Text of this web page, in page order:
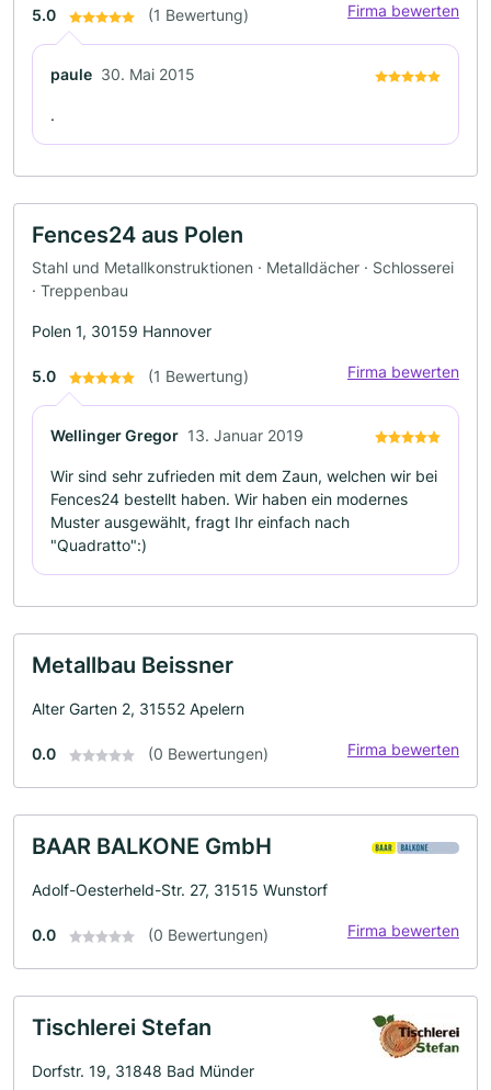
5.0 (1 Bewertung) Firma bewerten
paule 30. Mai 2015
.
Fences24 aus Polen
Stahl und Metallkonstruktionen · Metalldächer · Schlosserei
· Treppenbau
Polen 1, 30159 Hannover
5.0 (1 Bewertung) Firma bewerten
Wellinger Gregor 13. Januar 2019
Wir sind sehr zufrieden mit dem Zaun, welchen wir bei
Fences24 bestellt haben. Wir haben ein modernes
Muster ausgewählt, fragt Ihr einfach nach
"Quadratto":)
Metallbau Beissner
Alter Garten 2, 31552 Apelern
0.0 (0 Bewertungen) Firma bewerten
BAAR BALKONE GmbH
Adolf-Oesterheld-Str. 27, 31515 Wunstorf
0.0 (0 Bewertungen) Firma bewerten
Tischlerei Stefan
Dorfstr. 19, 31848 Bad Münder